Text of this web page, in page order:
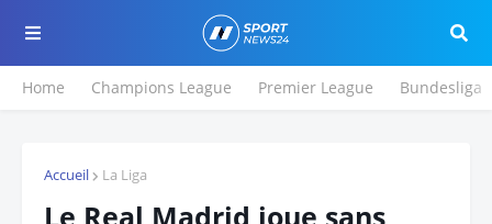
Home Champions League Premier League Bundesliga
Accueil La Liga
Le Real Madrid joue sans